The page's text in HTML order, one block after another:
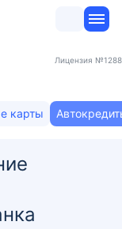
Лицензия №1288
карты